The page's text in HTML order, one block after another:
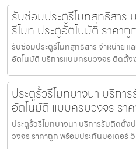
รับซ่อมประตูรีโมทสุทธิสาร
รีโมท ประตูอัตโนมัติ ราคาถูก
รับซ่อมประตูรีโมทสุทธิสาร จำหน่าย แ
อัตโนมัติ บริการแบบครบวงจร ติดตั้ง
ประตูรั้วรีโมทบางนา บริกา
อัตโนมัติ แบบครบวงจร รา
ประตูรั้วรีโมทบางนา บริการรับติดตั้ง
วงจร ราคาถูก พร้อมประกันมอเตอร์ 5